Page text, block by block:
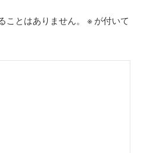
ことはありません。 ※ が付いて